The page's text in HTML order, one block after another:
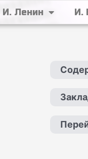
И. Ленин И.